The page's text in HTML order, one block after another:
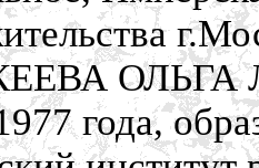
ОЛЬГА
года,